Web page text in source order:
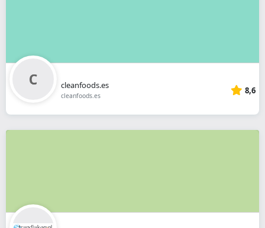
cleanfoods.es
cleanfoods.es 8,6